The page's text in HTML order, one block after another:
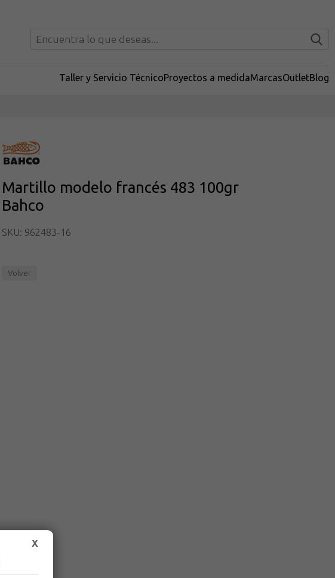
Taller y Servicio TécnicoProyectos a medidaMarcasOutletBlog
Martillo modelo francés 483 100gr
Bahco
SKU: 962483-16
Volver
X